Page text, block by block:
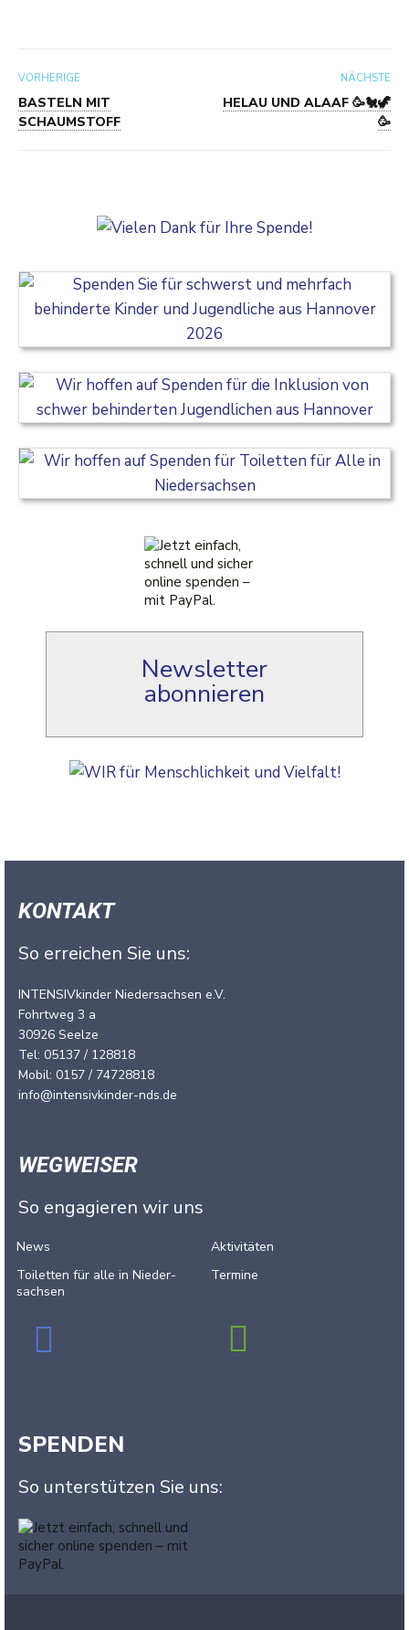
VORHERIGE
BASTELN MIT
SCHAUMSTOFF
NÄCHSTE
HELAU UND ALAAF 🥳🐔🦖
🥳
Newsletter
abonnieren
KONTAKT
So erreichen Sie uns:
INTENSIVkinder Niedersachsen e.V.
Fohrtweg 3 a
30926 Seelze
Tel: 05137 / 128818
Mobil: 0157 / 74728818
info@intensivkinder-nds.de
WEGWEISER
So engagieren wir uns
News
Toiletten für alle in Nieder­
sachsen
Aktivitäten
Termine
SPENDEN
So unterstützen Sie uns: